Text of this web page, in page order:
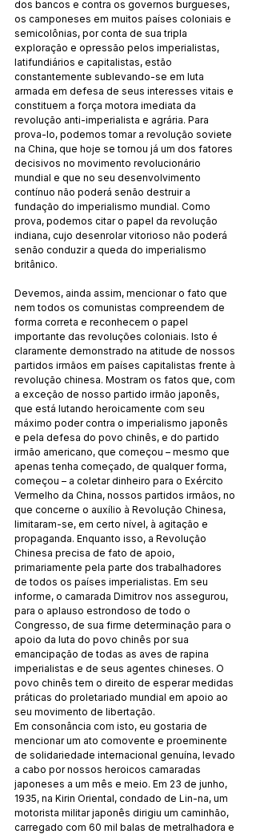
dos bancos e contra os governos burgueses,
os camponeses em muitos países coloniais e
semicolônias, por conta de sua tripla
exploração e opressão pelos imperialistas,
latifundiários e capitalistas, estão
constantemente sublevando-se em luta
armada em defesa de seus interesses vitais e
constituem a força motora imediata da
revolução anti-imperialista e agrária. Para
prova-lo, podemos tomar a revolução soviete
na China, que hoje se tornou já um dos fatores
decisivos no movimento revolucionário
mundial e que no seu desenvolvimento
contínuo não poderá senão destruir a
fundação do imperialismo mundial. Como
prova, podemos citar o papel da revolução
indiana, cujo desenrolar vitorioso não poderá
senão conduzir a queda do imperialismo
britânico.
Devemos, ainda assim, mencionar o fato que
nem todos os comunistas compreendem de
forma correta e reconhecem o papel
importante das revoluções coloniais. Isto é
claramente demonstrado na atitude de nossos
partidos irmãos em países capitalistas frente à
revolução chinesa. Mostram os fatos que, com
a exceção de nosso partido irmão japonês,
que está lutando heroicamente com seu
máximo poder contra o imperialismo japonês
e pela defesa do povo chinês, e do partido
irmão americano, que começou – mesmo que
apenas tenha começado, de qualquer forma,
começou – a coletar dinheiro para o Exército
Vermelho da China, nossos partidos irmãos, no
que concerne o auxílio à Revolução Chinesa,
limitaram-se, em certo nível, à agitação e
propaganda. Enquanto isso, a Revolução
Chinesa precisa de fato de apoio,
primariamente pela parte dos trabalhadores
de todos os países imperialistas. Em seu
informe, o camarada Dimitrov nos assegurou,
para o aplauso estrondoso de todo o
Congresso, de sua firme determinação para o
apoio da luta do povo chinês por sua
emancipação de todas as aves de rapina
imperialistas e de seus agentes chineses. O
povo chinês tem o direito de esperar medidas
práticas do proletariado mundial em apoio ao
seu movimento de libertação.
Em consonância com isto, eu gostaria de
mencionar um ato comovente e proeminente
de solidariedade internacional genuína, levado
a cabo por nossos heroicos camaradas
japoneses a um mês e meio. Em 23 de junho,
1935, na Kirin Oriental, condado de Lin-na, um
motorista militar japonês dirigiu um caminhão,
carregado com 60 mil balas de metralhadora e